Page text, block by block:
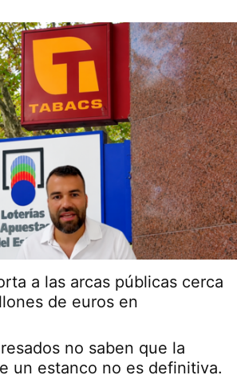
a las arcas públicas cerca
de euros en
no saben que la
un estanco no es definitiva.